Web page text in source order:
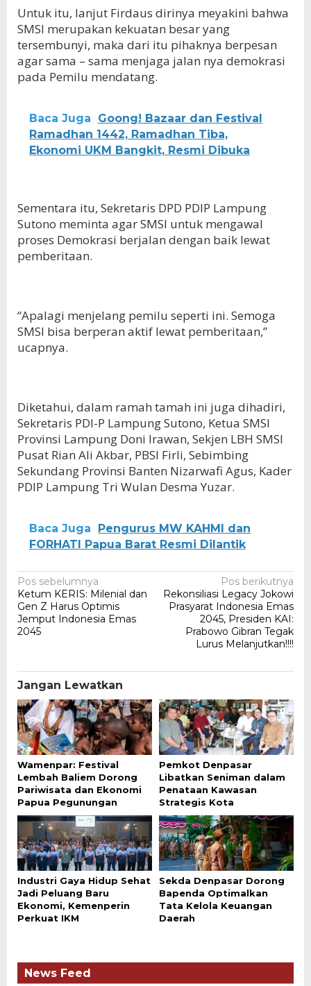
Untuk itu, lanjut Firdaus dirinya meyakini bahwa
SMSI merupakan kekuatan besar yang
tersembunyi, maka dari itu pihaknya berpesan
agar sama – sama menjaga jalan nya demokrasi
pada Pemilu mendatang.
Baca Juga
Goong! Bazaar dan Festival
Ramadhan 1442, Ramadhan Tiba,
Ekonomi UKM Bangkit, Resmi Dibuka
Sementara itu, Sekretaris DPD PDIP Lampung
Sutono meminta agar SMSI untuk mengawal
proses Demokrasi berjalan dengan baik lewat
pemberitaan.
“Apalagi menjelang pemilu seperti ini. Semoga
SMSI bisa berperan aktif lewat pemberitaan,”
ucapnya.
Diketahui, dalam ramah tamah ini juga dihadiri,
Sekretaris PDI-P Lampung Sutono, Ketua SMSI
Provinsi Lampung Doni Irawan, Sekjen LBH SMSI
Pusat Rian Ali Akbar, PBSI Firli, Sebimbing
Sekundang Provinsi Banten Nizarwafi Agus, Kader
PDIP Lampung Tri Wulan Desma Yuzar.
Baca Juga
Pengurus MW KAHMI dan
FORHATI Papua Barat Resmi Dilantik
Navigasi
pos
Pos sebelumnya
Ketum KERIS: Milenial dan
Gen Z Harus Optimis
Jemput Indonesia Emas
2045
Pos berikutnya
Rekonsiliasi Legacy Jokowi
Prasyarat Indonesia Emas
2045, Presiden KAI:
Prabowo Gibran Tegak
Lurus Melanjutkan!!!!
Jangan Lewatkan
Wamenpar: Festival
Lembah Baliem Dorong
Pariwisata dan Ekonomi
Papua Pegunungan
Pemkot Denpasar
Libatkan Seniman dalam
Penataan Kawasan
Strategis Kota
Industri Gaya Hidup Sehat
Jadi Peluang Baru
Ekonomi, Kemenperin
Perkuat IKM
Sekda Denpasar Dorong
Bapenda Optimalkan
Tata Kelola Keuangan
Daerah
News Feed